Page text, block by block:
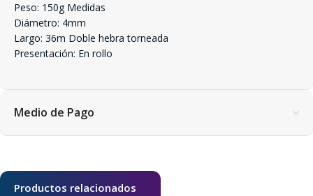
Peso: 150g Medidas
Diámetro: 4mm
Largo: 36m Doble hebra torneada
Presentación: En rollo
Medio de Pago
Productos relacionados